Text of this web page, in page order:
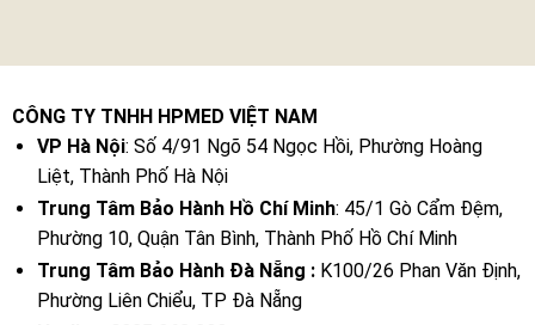
CÔNG TY TNHH HPMED VIỆT NAM
VP Hà Nội: Số 4/91 Ngõ 54 Ngọc Hồi, Phường Hoàng
Liệt, Thành Phố Hà Nội
Trung Tâm Bảo Hành Hồ Chí Minh: 45/1 Gò Cẩm Đệm,
Phường 10, Quận Tân Bình, Thành Phố Hồ Chí Minh
Trung Tâm Bảo Hành Đà Nẵng :K100/26 Phan Văn Định,
Phường Liên Chiểu, TP Đà Nẵng